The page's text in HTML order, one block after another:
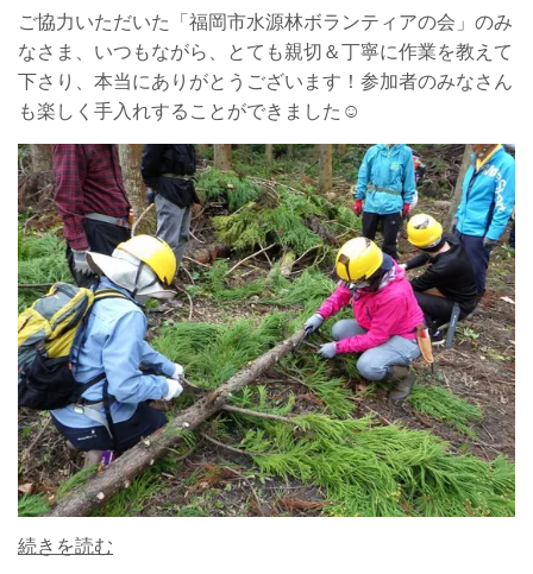
ご協力いただいた「福岡市水源林ボランティアの会」のみ
なさま、いつもながら、とても親切＆丁寧に作業を教えて
下さり、本当にありがとうございます！参加者のみなさん
も楽しく手入れすることができました☺️
続きを読む